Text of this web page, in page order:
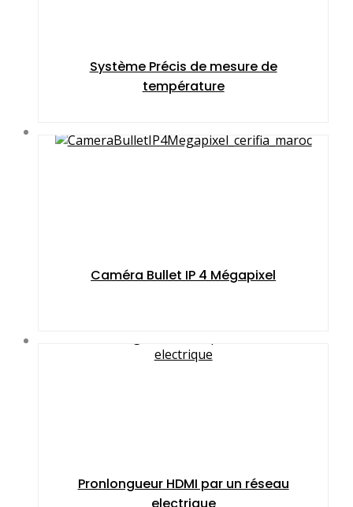
Système Précis de mesure de
température
Caméra Bullet IP 4 Mégapixel
Pronlongueur HDMI par un réseau